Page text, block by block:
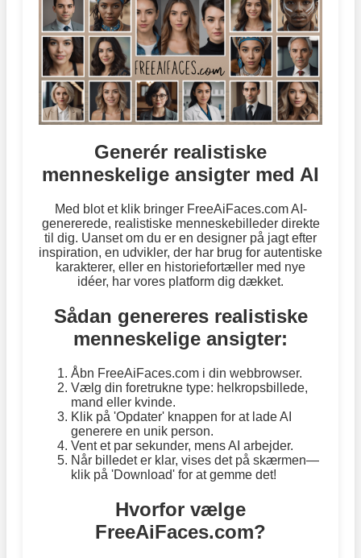
Generér realistiske
menneskelige ansigter med AI
Med blot et klik bringer FreeAiFaces.com AI-
genererede, realistiske menneskebilleder direkte
til dig. Uanset om du er en designer på jagt efter
inspiration, en udvikler, der har brug for autentiske
karakterer, eller en historiefortæller med nye
idéer, har vores platform dig dækket.
Sådan genereres realistiske
menneskelige ansigter:
Åbn FreeAiFaces.com i din webbrowser.
Vælg din foretrukne type: helkropsbillede,
mand eller kvinde.
Klik på 'Opdater' knappen for at lade AI
generere en unik person.
Vent et par sekunder, mens AI arbejder.
Når billedet er klar, vises det på skærmen—
klik på 'Download' for at gemme det!
Hvorfor vælge
FreeAiFaces.com?